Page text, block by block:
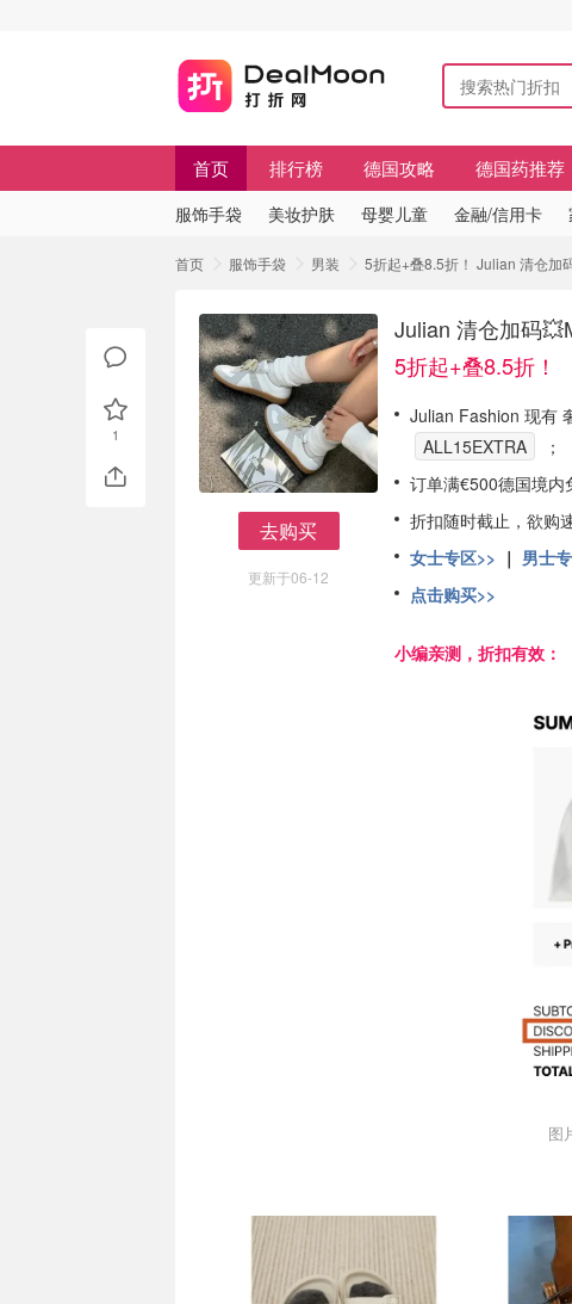
首页 排行榜 德国攻略 德国药推荐
服饰手袋 美妆护肤 母婴儿童 金融/信用卡
首页 服饰手袋 男装 5折起+叠8.5折！ Julian 清仓加
去购买
更新于06-12
Julian 清仓加码
5折起+叠8.5折！
Julian Fashion 现有
ALL15EXTRA
；
订单满€500德国境内
折扣随时截止，欲购
女士专区>> ｜ 男士
点击购买>>
小编亲测，折扣有效：
图
1